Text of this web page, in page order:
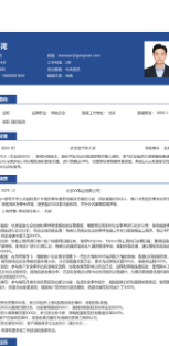
步遏制的平均时间降
安全等级保护(等保X
全审计，针对审计发
方负责人，统筹监控
别并阻断攻击链
度安全意识培训计划
课程，将员工安全测